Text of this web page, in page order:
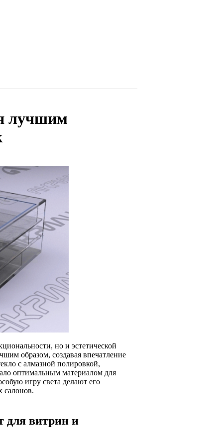
лучшим
но и эстетической
образом, создавая впечатление
с алмазной полировкой,
оптимальным материалом для
игру света делают его
салонов.
для витрин и